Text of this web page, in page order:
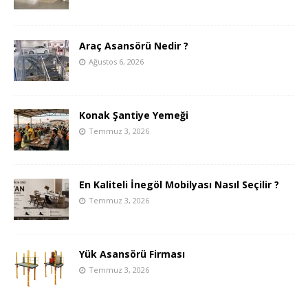
Araç Asansörü Nedir ?
Ağustos 6, 2026
Konak Şantiye Yemeği
Temmuz 3, 2026
En Kaliteli İnegöl Mobilyası Nasıl Seçilir ?
Temmuz 3, 2026
Yük Asansörü Firması
Temmuz 3, 2026